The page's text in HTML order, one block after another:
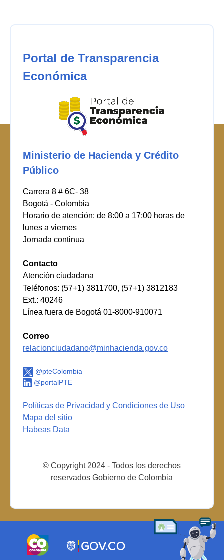
Portal de Transparencia
Económica
Ministerio de Hacienda y Crédito
Público
Carrera 8 # 6C- 38
Bogotá - Colombia
Horario de atención: de 8:00 a 17:00 horas de
lunes a viernes
Jornada continua
Contacto
Atención ciudadana
Teléfonos: (57+1) 3811700, (57+1) 3812183
Ext.: 40246
Línea fuera de Bogotá 01-8000-910071
Correo
relacionciudadano@minhacienda.gov.co
@pteColombia
@portalPTE
Políticas de Privacidad y Condiciones de Uso
Mapa del sitio
Habeas Data
© Copyright 2024 - Todos los derechos
reservados Gobierno de Colombia